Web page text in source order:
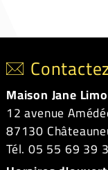
Maison Jane
12 avenue
87130
Tél. 05 55 69 39